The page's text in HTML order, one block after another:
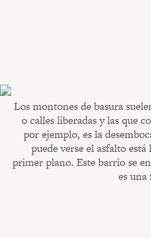
Los montones de basura
o calles liberadas y las que
por ejemplo, es la
puede verse el asfalto
primer plano. Este barrio se
es